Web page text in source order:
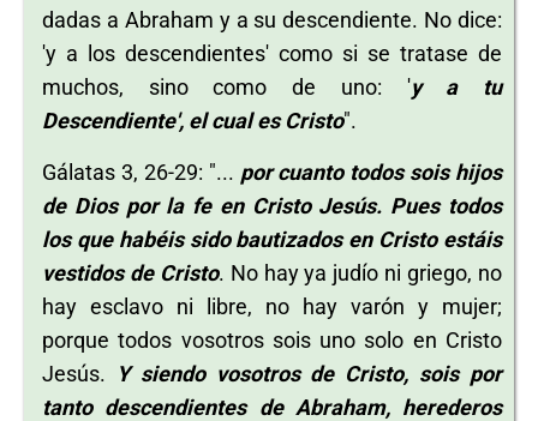
dadas a Abraham y a su descendiente. No dice:
'y a los descendientes' como si se tratase de
muchos, sino como de uno: 'y a tu
Descendiente', el cual es Cristo".
Gálatas 3, 26-29: "... por cuanto todos sois hijos
de Dios por la fe en Cristo Jesús. Pues todos
los que habéis sido bautizados en Cristo estáis
vestidos de Cristo. No hay ya judío ni griego, no
hay esclavo ni libre, no hay varón y mujer;
porque todos vosotros sois uno solo en Cristo
Jesús.
Y siendo vosotros de Cristo, sois por
tanto descendientes de Abraham, herederos